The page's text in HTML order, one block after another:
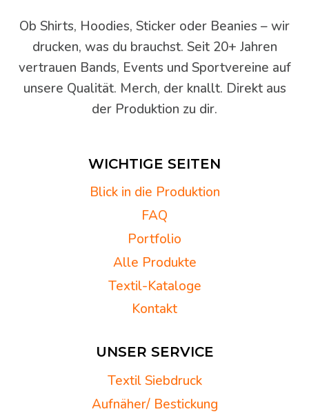
Ob Shirts, Hoodies, Sticker oder Beanies – wir
drucken, was du brauchst. Seit 20+ Jahren
vertrauen Bands, Events und Sportvereine auf
unsere Qualität. Merch, der knallt. Direkt aus
der Produktion zu dir.
WICHTIGE SEITEN
Blick in die Produktion
FAQ
Portfolio
Alle Produkte
Textil-Kataloge
Kontakt
UNSER SERVICE
Textil Siebdruck
Aufnäher/ Bestickung